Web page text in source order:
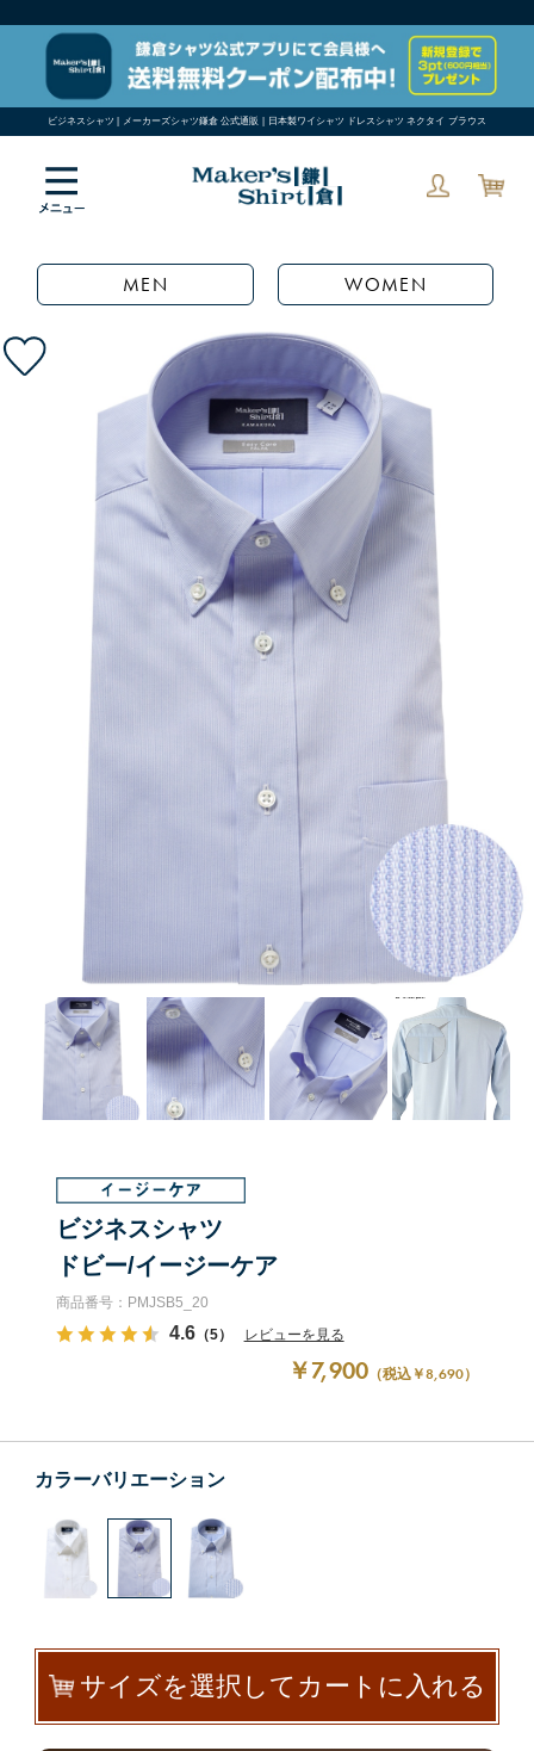
ビジネスシャツ | メーカーズシャツ鎌倉 公式通販 | 日本製ワイシャツ ドレスシャツ ネクタイ ブラウス
MEN WOMEN
ビジネスシャツ
ドビー/イージーケア
商品番号：PMJSB5_20
4.6（5） レビューを見る
￥7,900 （税込￥8,690）
カラーバリエーション
サイズを選択してカートに入れる